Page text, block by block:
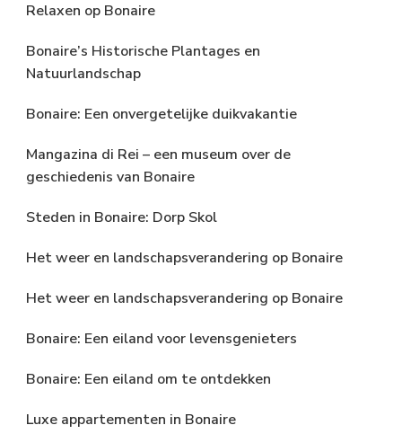
Relaxen op Bonaire
Bonaire’s Historische Plantages en
Natuurlandschap
Bonaire: Een onvergetelijke duikvakantie
Mangazina di Rei – een museum over de
geschiedenis van Bonaire
Steden in Bonaire: Dorp Skol
Het weer en landschapsverandering op Bonaire
Het weer en landschapsverandering op Bonaire
Bonaire: Een eiland voor levensgenieters
Bonaire: Een eiland om te ontdekken
Luxe appartementen in Bonaire